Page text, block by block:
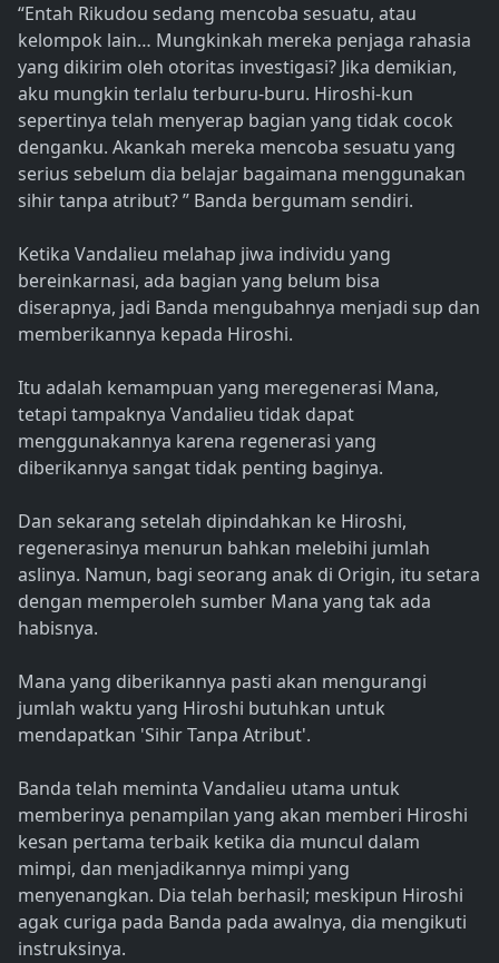
“Entah Rikudou sedang mencoba sesuatu, atau
kelompok lain… Mungkinkah mereka penjaga rahasia
yang dikirim oleh otoritas investigasi? Jika demikian,
aku mungkin terlalu terburu-buru. Hiroshi-kun
sepertinya telah menyerap bagian yang tidak cocok
denganku. Akankah mereka mencoba sesuatu yang
serius sebelum dia belajar bagaimana menggunakan
sihir tanpa atribut? ” Banda bergumam sendiri.
Ketika Vandalieu melahap jiwa individu yang
bereinkarnasi, ada bagian yang belum bisa
diserapnya, jadi Banda mengubahnya menjadi sup dan
memberikannya kepada Hiroshi.
Itu adalah kemampuan yang meregenerasi Mana,
tetapi tampaknya Vandalieu tidak dapat
menggunakannya karena regenerasi yang
diberikannya sangat tidak penting baginya.
Dan sekarang setelah dipindahkan ke Hiroshi,
regenerasinya menurun bahkan melebihi jumlah
aslinya. Namun, bagi seorang anak di Origin, itu setara
dengan memperoleh sumber Mana yang tak ada
habisnya.
Mana yang diberikannya pasti akan mengurangi
jumlah waktu yang Hiroshi butuhkan untuk
mendapatkan 'Sihir Tanpa Atribut'.
Banda telah meminta Vandalieu utama untuk
memberinya penampilan yang akan memberi Hiroshi
kesan pertama terbaik ketika dia muncul dalam
mimpi, dan menjadikannya mimpi yang
menyenangkan. Dia telah berhasil; meskipun Hiroshi
agak curiga pada Banda pada awalnya, dia mengikuti
instruksinya.